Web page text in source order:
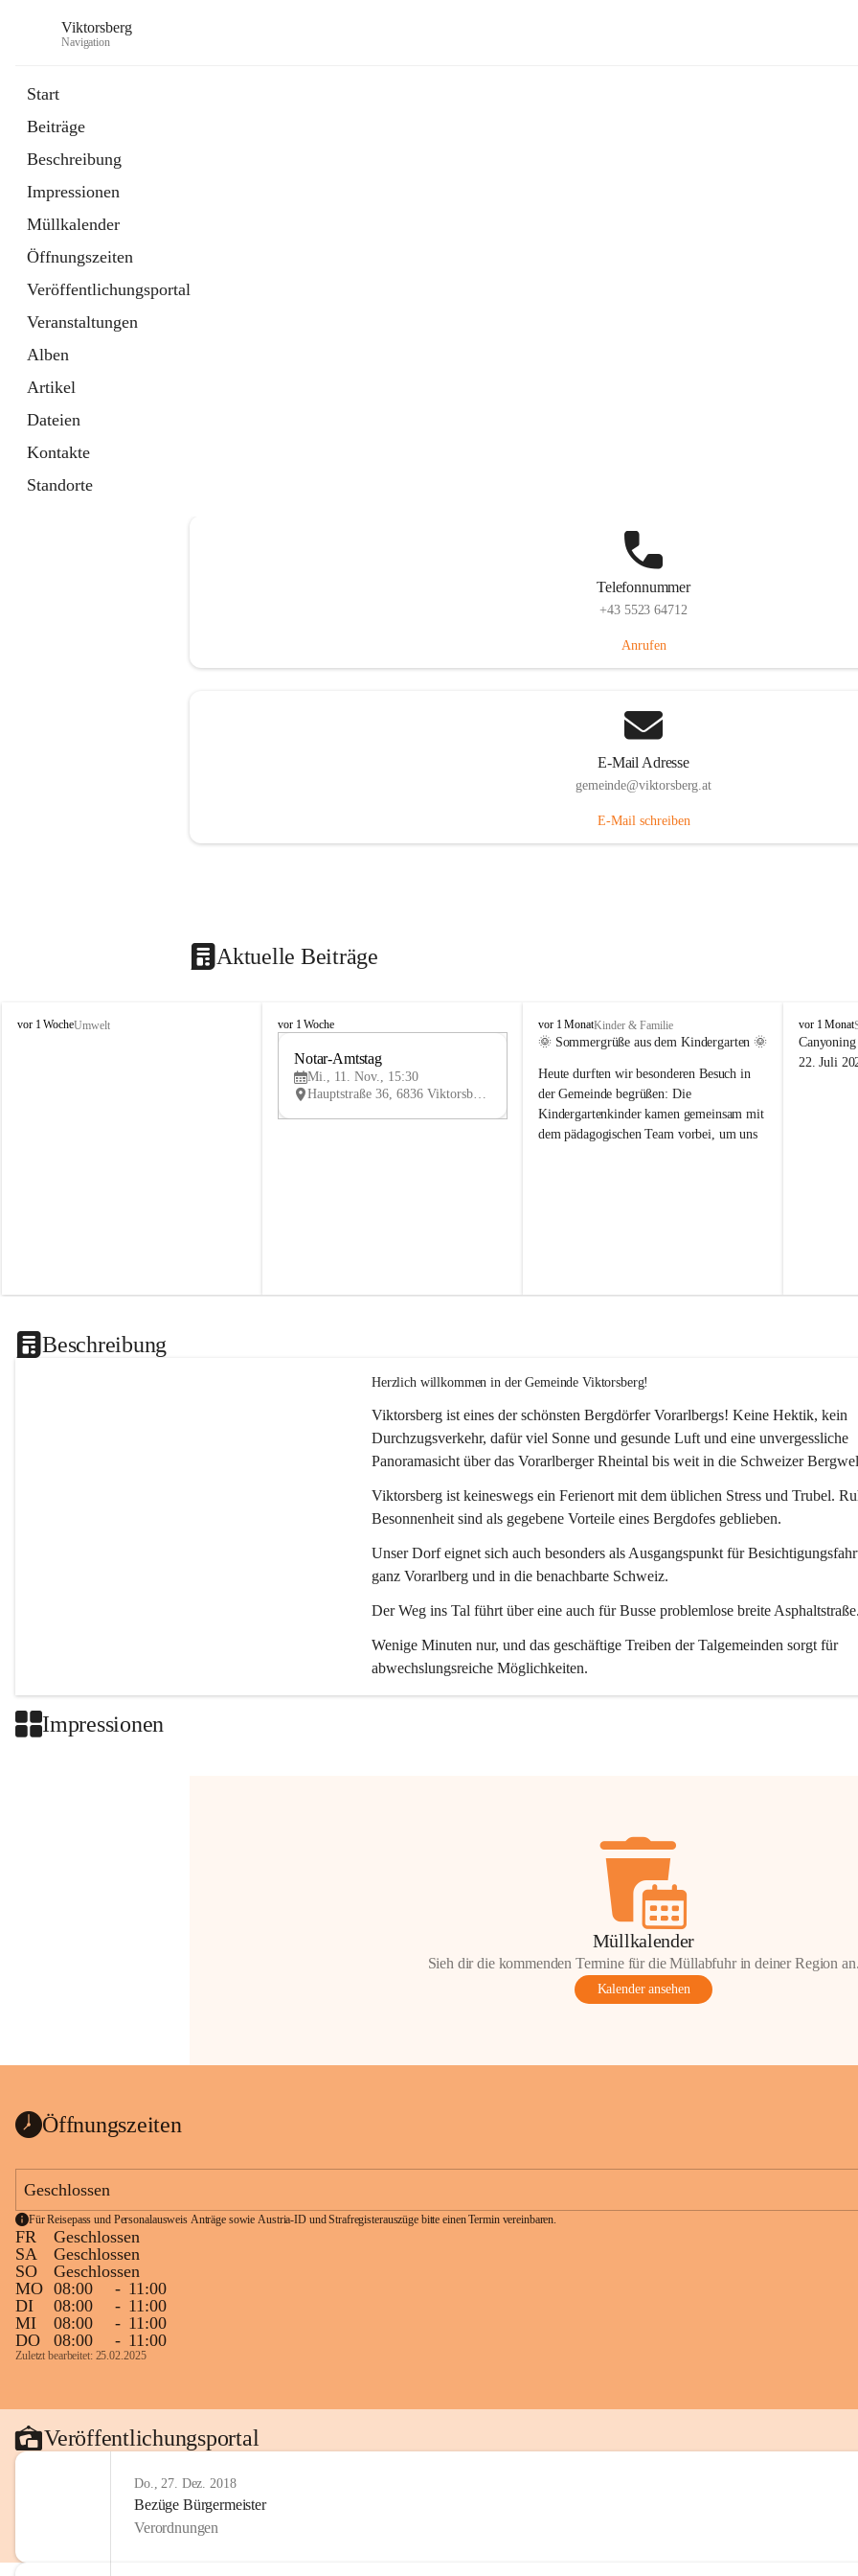
Viktorsberg
Navigation
Start
Beiträge
Beschreibung
Impressionen
Müllkalender
Öffnungszeiten
Veröffentlichungsportal
Veranstaltungen
Alben
Artikel
Dateien
Kontakte
Standorte
Telefonnummer
+43 5523 64712
Anrufen
E-Mail Adresse
gemeinde@viktorsberg.at
E-Mail schreiben
Aktuelle Beiträge
V
vor 1 WocheUmwelt
V
vor 1 Woche
V
Notar-Amtstag
Mi., 11. Nov., 15:30
Hauptstraße 36, 6836 Viktorsberg, AUT
V
i
t
o
r
s
vor 1 MonatKinder & Familie
🌞 Sommergrüße aus dem Kindergarten 🌞
Heute durften wir besonderen Besuch in
der Gemeinde begrüßen: Die
Kindergartenkinder kamen gemeinsam mit
dem pädagogischen Team vorbei, um uns
V
i
k
vor 1 Monat
22. Juli
Beschreibung
Herzlich willkommen in der Gemeinde Viktorsberg!
Viktorsberg ist eines der schönsten Bergdörfer Vorarlbergs! Keine Hektik, kein
Durchzugsverkehr, dafür viel Sonne und gesunde Luft und eine unvergessliche
Panoramasicht über das Vorarlberger Rheintal bis weit in die Schweizer
Viktorsberg ist keineswegs ein Ferienort mit dem üblichen Stress und Trubel.
Besonnenheit sind als gegebene Vorteile eines Bergdofes geblieben.
Unser Dorf eignet sich auch besonders als Ausgangspunkt für
ganz Vorarlberg und in die benachbarte Schweiz.
Der Weg ins Tal führt über eine auch für Busse problemlose breite
Wenige Minuten nur, und das geschäftige Treiben der Talgemeinden sorgt für
abwechslungsreiche Möglichkeiten.
Impressionen
Müllkalender
Sieh dir die kommenden Termine für die Müllabfuhr in deiner Region
Kalender ansehen
Öffnungszeiten
Geschlossen
Für Reisepass und Personalausweis Anträge sowie Austria-ID und Strafregisterauszüge bitte einen Termin vereinbaren.
FR
Geschlossen
SA
Geschlossen
SO
Geschlossen
MO 08:00 - 11:00
DI
08:00 - 11:00
MI
08:00 - 11:00
DO
08:00 - 11:00
Zuletzt bearbeitet: 25.02.2025
Veröffentlichungsportal
Do., 27. Dez. 2018
Bezüge Bürgermeister
Verordnungen